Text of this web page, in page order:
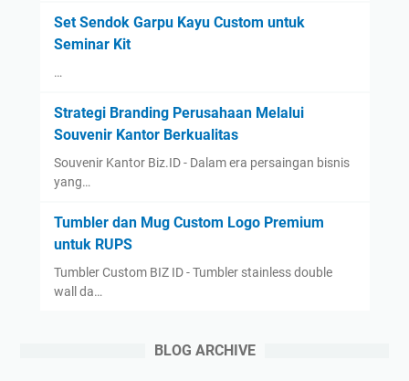
Set Sendok Garpu Kayu Custom untuk
Seminar Kit
…
Strategi Branding Perusahaan Melalui
Souvenir Kantor Berkualitas
Souvenir Kantor Biz.ID - Dalam era persaingan bisnis
yang…
Tumbler dan Mug Custom Logo Premium
untuk RUPS
Tumbler Custom BIZ ID - Tumbler stainless double
wall da…
BLOG ARCHIVE